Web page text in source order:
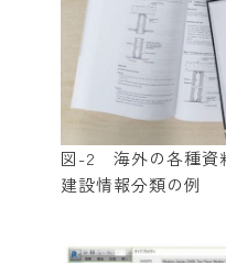
図-2 海外の各種資
建設情報分類の例